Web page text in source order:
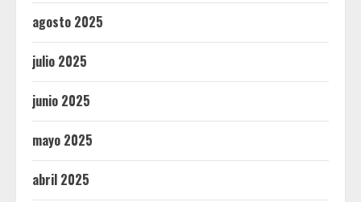
agosto 2025
julio 2025
junio 2025
mayo 2025
abril 2025